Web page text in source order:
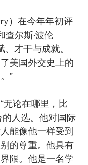
）在今年年初评
查尔斯•波伦
才干与成就。
美国外交史上的
”
无论在哪里，比
的人选。他对国际
能像他一样受到
的尊重。他具有
限。他是一名学